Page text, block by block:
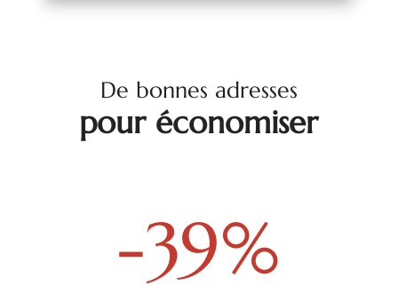
De bonnes adresses
pour économiser
-39%